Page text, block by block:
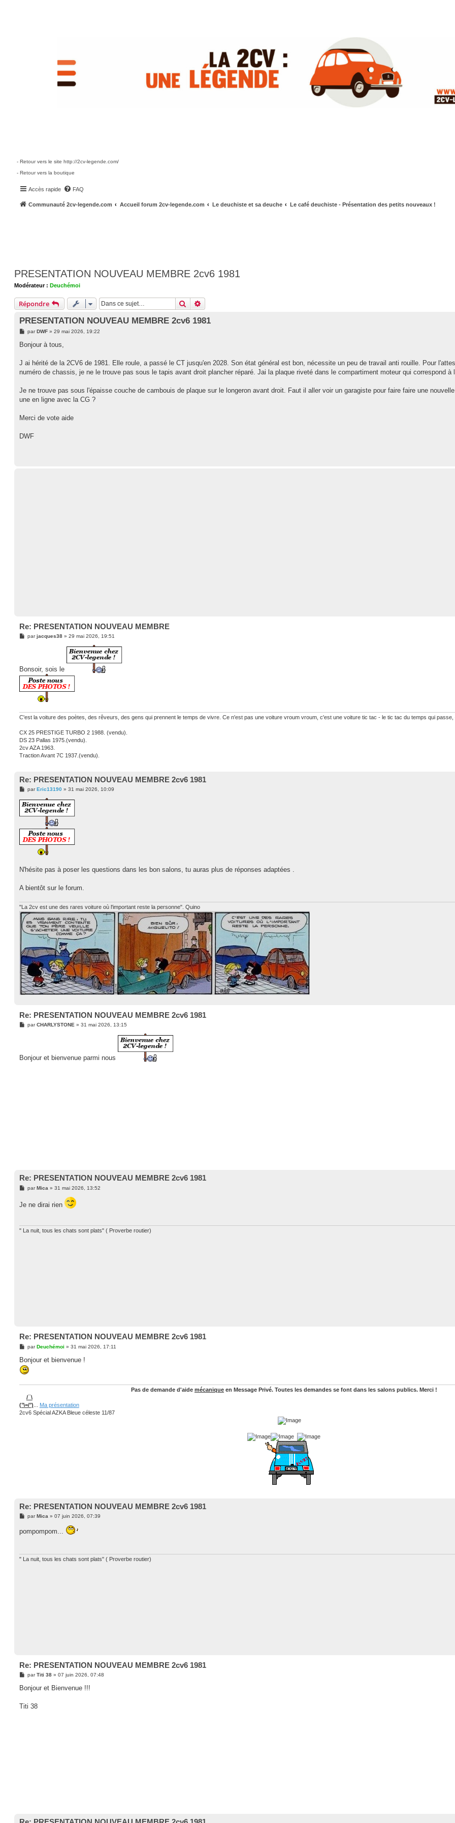
- Retour vers le site http://2cv-legende.com/
- Retour vers la boutique
Accès rapide FAQ
Communauté 2cv-legende.com Accueil forum 2cv-legende.com Le deuchiste et sa deuche Le café deuchiste - Présentation des petits nouveaux !
PRESENTATION NOUVEAU MEMBRE 2cv6 1981
Modérateur : Deuchémoi
Répondre Rechercher
PRESENTATION NOUVEAU MEMBRE 2cv6 1981
M
s
g
parDWF» 29 mai 2026, 19:22
Bonjour à tous,
J ai hérité de la 2CV6 de 1981. Elle roule, a passé le CT jusqu'en 2028. Son état général est bon, nécessite un peu de travail anti rouille. Pour
numéro de chassis, je ne le trouve pas sous le tapis avant droit plancher réparé. Jai la plaque riveté dans le compartiment moteur qui correspond à
Je ne trouve pas sous l'épaisse couche de cambouis de plaque sur le longeron avant droit. Faut il aller voir un garagiste pour faire faire une
une en ligne avec la CG ?
Merci de vote aide
DWF
Re: PRESENTATION NOUVEAU MEMBRE
M
e
parjacques38» 29 mai 2026, 19:51
Bonsoir, sois le
C'est la voiture des poètes, des rêveurs, des gens qui prennent le temps de vivre. Ce n'est pas une voiture vroum vroum, c'est une voiture tic tac - le tic tac du temps qui passe,
CX 25 PRESTIGE TURBO 2 1988. (vendu).
DS 23 Pallas 1975.(vendu).
2cv AZA 1963.
Traction Avant 7C 1937.(vendu).
Re: PRESENTATION NOUVEAU MEMBRE 2cv6 1981
M
s
s
a
parEric13190» 31 mai 2026, 10:09
N'hésite pas à poser les questions dans les bon salons, tu auras plus de réponses adaptées .
A bientôt sur le forum.
"La 2cv est une des rares voiture où l'important reste la personne". Quino
Re: PRESENTATION NOUVEAU MEMBRE 2cv6 1981
M
e
parCHARLYSTONE» 31 mai 2026, 13:15
Bonjour et bienvenue parmi nous
Re: PRESENTATION NOUVEAU MEMBRE 2cv6 1981
M
s
parMica » 31 mai 2026, 13:52
Je ne dirai rien
" La nuit, tous les chats sont plats" ( Proverbe routier)
Re: PRESENTATION NOUVEAU MEMBRE 2cv6 1981
M
s
s
a
parDeuchémoi » 31 mai 2026, 17:11
Bonjour et bienvenue !
Pas de demande d'aide mécaniqueen Message Privé. Toutes les demandes se font dans les salons publics. Merci !
/¯\
(°\=/°)
Ma présentation
2cv6 Spécial AZKA Bleue céleste 11/87
Re: PRESENTATION NOUVEAU MEMBRE 2cv6 1981
M
s
parMica » 07 juin 2026, 07:39
pompompom...
" La nuit, tous les chats sont plats" ( Proverbe routier)
Re: PRESENTATION NOUVEAU MEMBRE 2cv6 1981
M
s
g
parTiti 38» 07 juin 2026, 07:48
Bonjour et Bienvenue !!!
Titi 38